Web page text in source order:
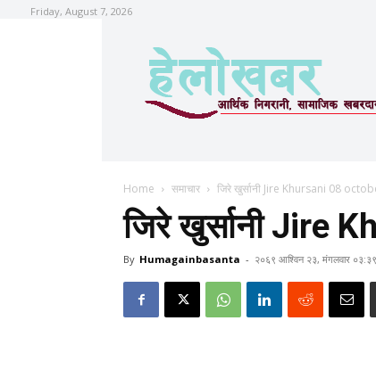
Friday, August 7, 2026
Home समाचार जिरे खुर्सानी Jire Khursani 08
जिरे खुर्सानी Jire
By Humagainbasanta - २०६९ आश्विन २३, मंगलवार ०३:३९